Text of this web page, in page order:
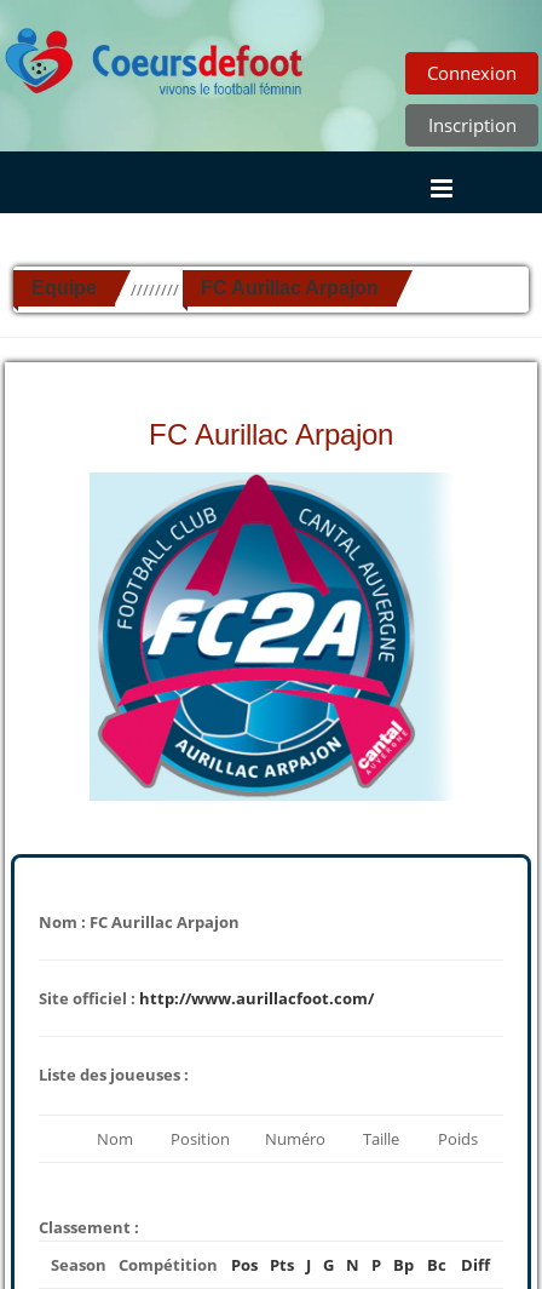
Connexion
Inscription
Equipe ////////// FC Aurillac Arpajon
FC Aurillac Arpajon
Nom : FC Aurillac Arpajon
Site officiel : http://www.aurillacfoot.com/
Liste des joueuses :
Nom Position Numéro Taille Poids
Classement :
Season
Compétition Pos Pts J G N P Bp Bc Diff